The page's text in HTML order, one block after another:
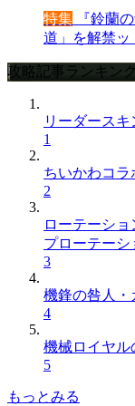
特集 『鈴蘭
道」を解禁ッ
攻略記事ランキン
リーダースキ
1
ちいかわコ
2
ローテーシ
プローテーシ
3
機鋒の咎人・
4
機械ロイヤル
5
もっとみる